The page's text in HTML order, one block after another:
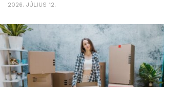
2026. JÚLIUS 12.